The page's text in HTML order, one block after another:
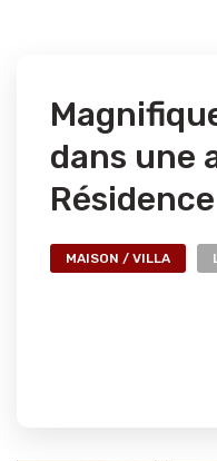
dans une
MAISON / VILLA